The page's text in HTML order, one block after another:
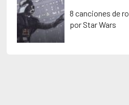
8 canciones de
por Star Wars